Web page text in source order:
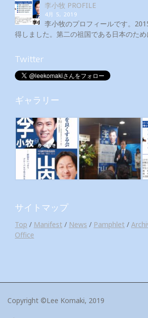
李小牧 PROFILE
4月 5, 2019
李小牧のプロフィールです。
得しました。第二の祖国である日本のため
Twitter
ギャラリー
サイトマップ
Top / Manifest / News / Pamphlet /
Office
Copyright ©Lee Komaki, 2019